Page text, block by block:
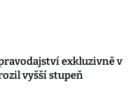
exkluzivně v
vyšší stupeň